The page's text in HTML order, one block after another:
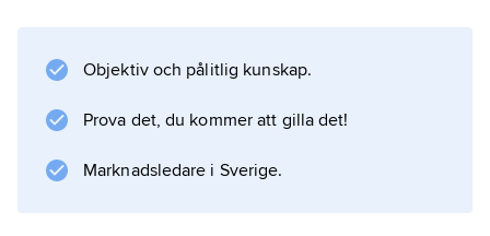
Tätorten
Objektiv och pålitlig kunskap.
Prova det, du kommer att gilla det!
Marknadsledare i Sverige.